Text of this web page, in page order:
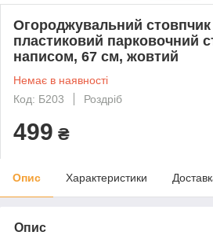
Огороджувальний
пластиковий парковочний
написом, 67 см, жовтий
Немає в наявності
Код: Б203
Роздріб
499 ₴
Опис Характеристики
Опис